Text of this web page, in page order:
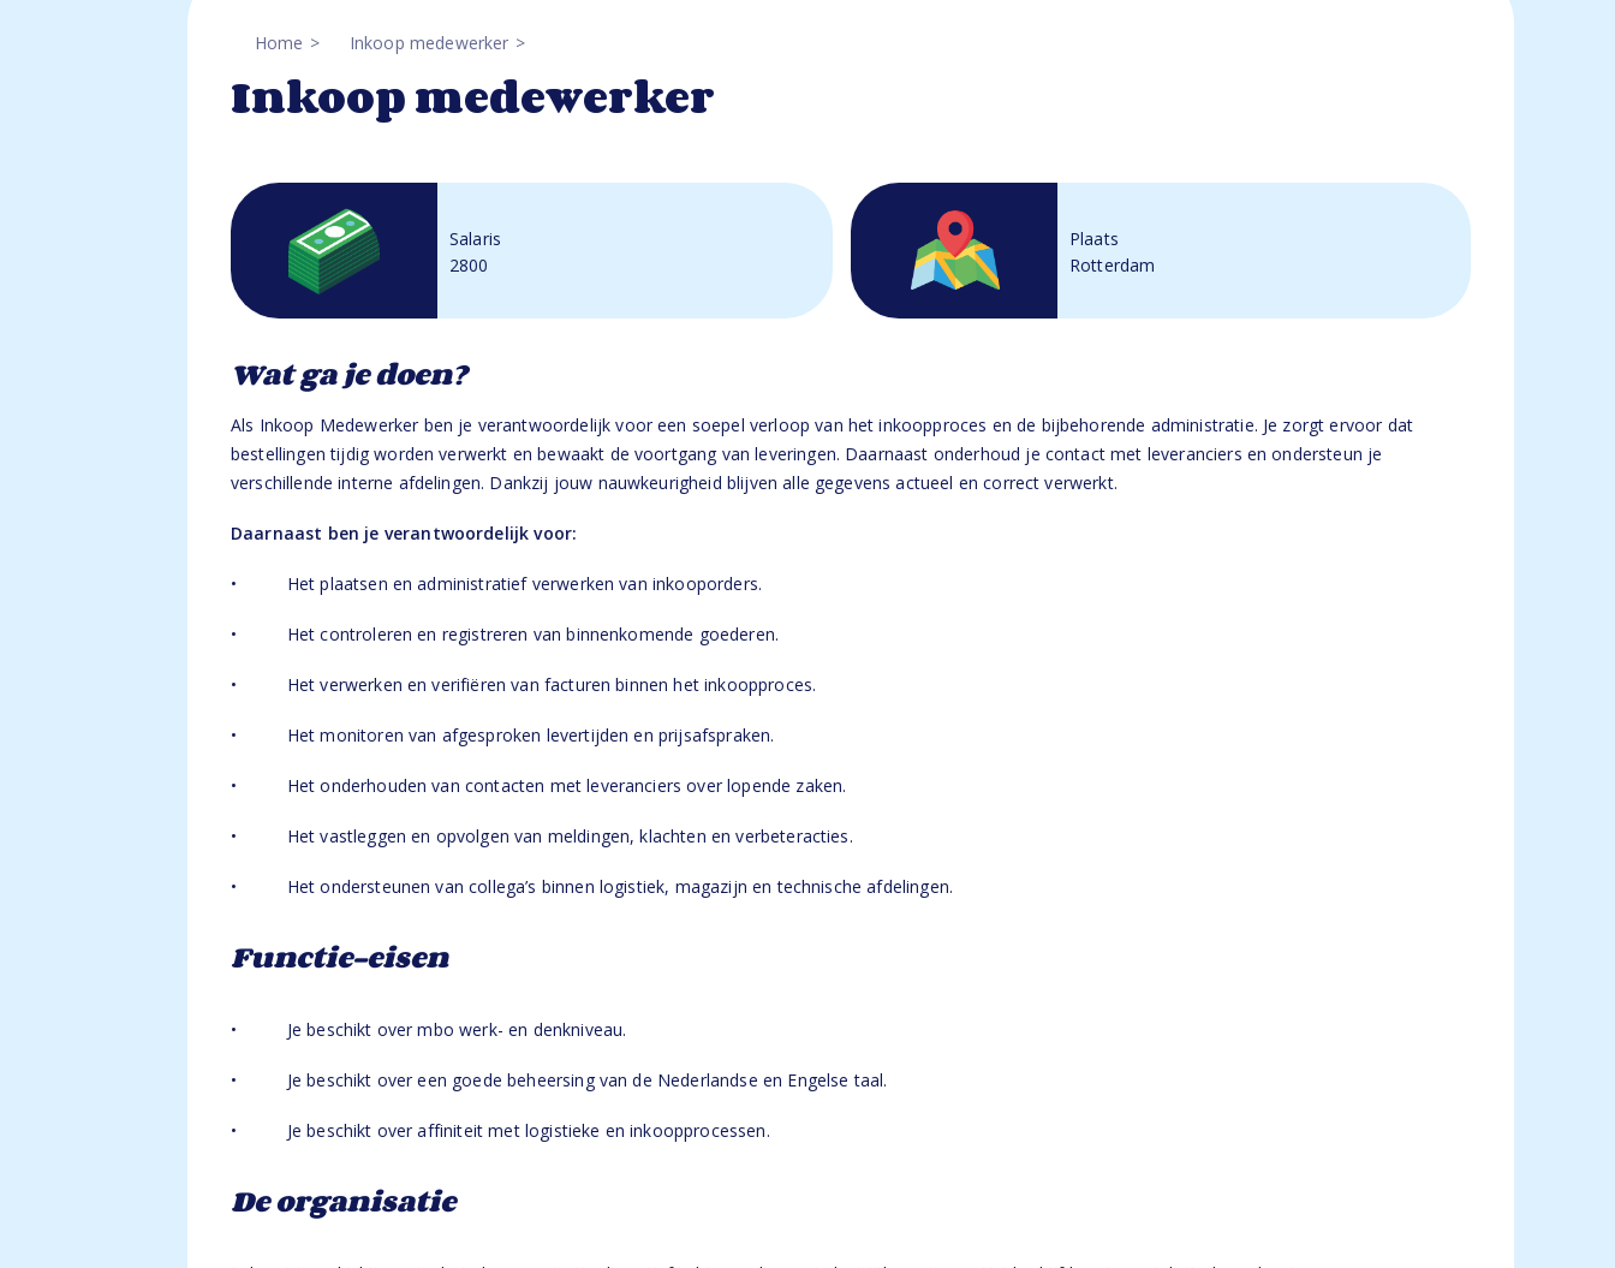
Home Inkoop medewerker
Inkoop medewerker
Salaris
2800
Plaats
Rotterdam
Wat ga je doen?
Als Inkoop Medewerker ben je verantwoordelijk voor een soepel verloop van het inkoopproces en de bijbehorende administratie. Je zorgt ervoor dat
bestellingen tijdig worden verwerkt en bewaakt de voortgang van leveringen. Daarnaast onderhoud je contact met leveranciers en ondersteun je
verschillende interne afdelingen. Dankzij jouw nauwkeurigheid blijven alle gegevens actueel en correct verwerkt.
Daarnaast ben je verantwoordelijk voor:
• Het plaatsen en administratief verwerken van inkooporders.
• Het controleren en registreren van binnenkomende goederen.
• Het verwerken en verifiëren van facturen binnen het inkoopproces.
• Het monitoren van afgesproken levertijden en prijsafspraken.
• Het onderhouden van contacten met leveranciers over lopende zaken.
• Het vastleggen en opvolgen van meldingen, klachten en verbeteracties.
• Het ondersteunen van collega’s binnen logistiek, magazijn en technische afdelingen.
Functie-eisen
• Je beschikt over mbo werk- en denkniveau.
• Je beschikt over een goede beheersing van de Nederlandse en Engelse taal.
• Je beschikt over affiniteit met logistieke en inkoopprocessen.
De organisatie